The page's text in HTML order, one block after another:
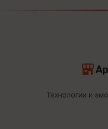
Технологии и